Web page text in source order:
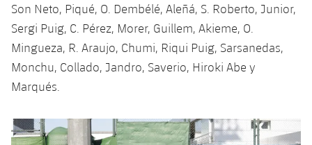
Palmarés
Historia
Alevín
Calendario
Entradas
Resultados
Clasificaciones
Actualidad
Calendario
Resultados
Jugadores
plusicon
más
Actualidad
Barça C
Junior
Campus Verano
Información general
plusicon
más
Son Neto, Piqué, O. Dembélé, Aleñá, S. Roberto, Junior,
Sergi Puig, C. Pérez, Morer, Guillem, Akieme, O.
Mingueza, R. Araujo, Chumi, Riqui Puig, Sarsanedas,
Monchu, Collado, Jandro, Saverio, Hiroki Abe y
Marqués.
Anterior
label.aria.chevronleft Siguiente